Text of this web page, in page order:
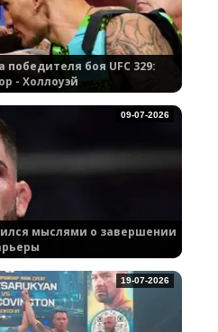
боя UFC 329:
- Холлоуэй
мыслями о завершении
09-07-2026
19-07-2026